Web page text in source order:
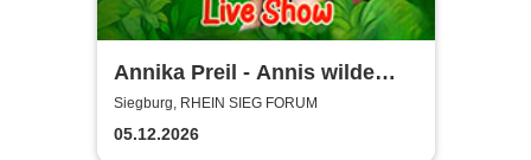
Annika Preil - Annis wilde
Tierabenteuer
Siegburg, RHEIN SIEG FORUM
05.12.2026